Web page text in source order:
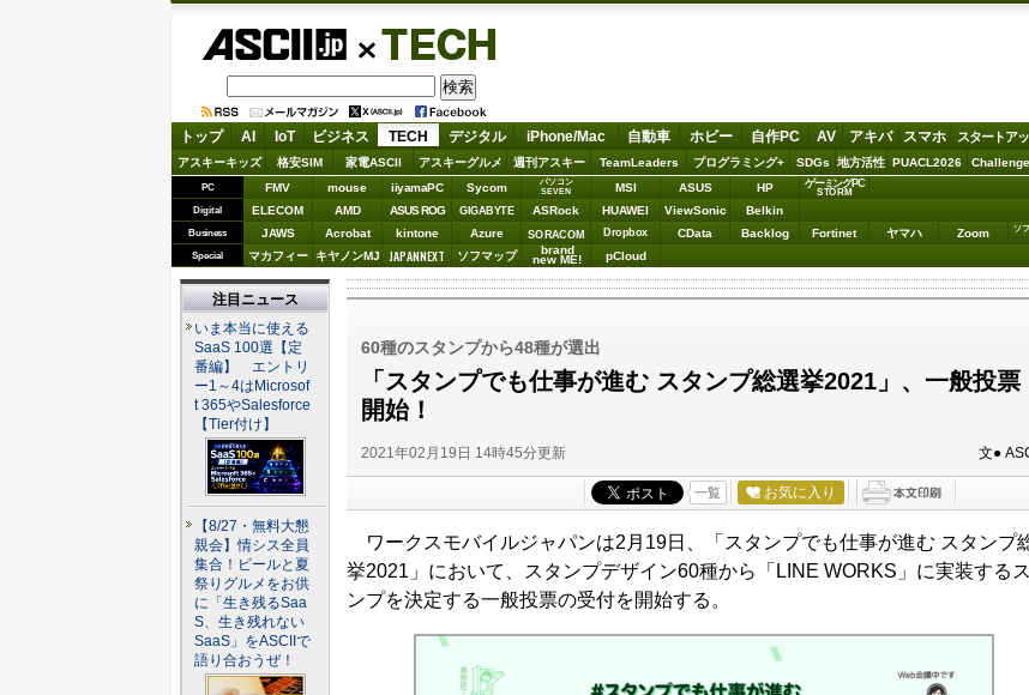
TECH
トップ AI IoT ビジネス TECH デジタル iPhone/Mac 自動車 ホビー 自作PC AV アキバ スマホ スタートア
アスキーキッズ 格安SIM 家電ASCII アスキーグルメ 週刊アスキー TeamLeaders プログラミング+ SDGs 地方活性 PUACL2026
PC FMV mouse iiyamaPC Sycom
パソコン
SEVEN
MSI ASUS HP ゲーミングPC
STORM
Digital ELECOM AMD ASUS ROG GIGABYTE ASRock HUAWEI ViewSonic Belkin
Business JAWS Acrobat kintone Azure SORACOM Dropbox CData Backlog Fortinet ヤマハ Zoom
ソ
Special マカフィー キヤノンMJ JAPANNEXT ソフマップ brand
new ME! pCloud
60種のスタンプから48種が選出
「スタンプでも仕事が進む スタンプ総選挙2021」、一般投票
開始！
2021年02月19日 14時45分更新 文●
一覧 お気に入り
ワークスモバイルジャパンは2月19日、「スタンプでも仕事が進む スタンプ
挙2021」において、スタンプデザイン60種から「LINE WORKS」に実装する
ンプを決定する一般投票の受付を開始する。
注目ニュース
いま本当に使える
SaaS 100選【定
番編】 エントリ
ー1～4はMicrosof
t 365やSalesforce
【Tier付け】
【8/27・無料大懇
親会】情シス全員
集合！ビールと夏
祭りグルメをお供
に「生き残るSaa
S、生き残れない
SaaS」をASCIIで
語り合おうぜ！